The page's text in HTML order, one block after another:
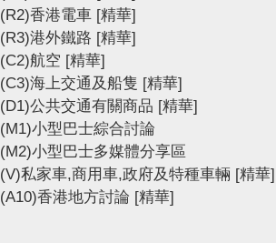
(R2)香港電車 [精華]
(R3)港外鐵路 [精華]
(C2)航空 [精華]
(C3)海上交通及船隻 [精華]
(D1)公共交通有關商品 [精華]
(M1)小型巴士綜合討論
(M2)小型巴士多媒體分享區
(V)私家車,商用車,政府及特種車輛 [精華]
(A10)香港地方討論 [精華]